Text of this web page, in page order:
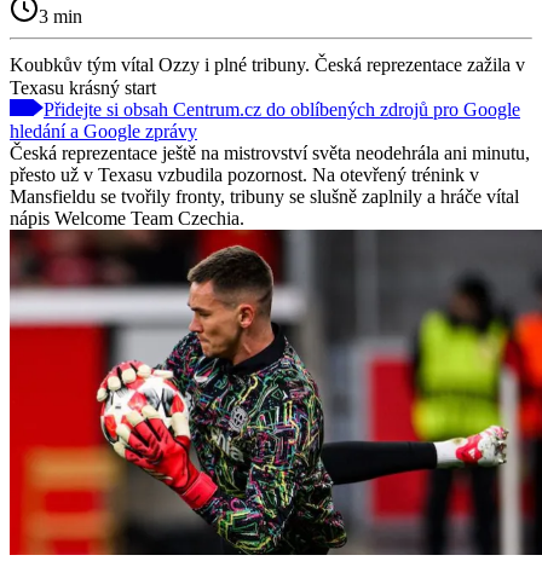
3 min
Koubkův tým vítal Ozzy i plné tribuny. Česká reprezentace zažila v
Texasu krásný start
Přidejte si obsah Centrum.cz do oblíbených zdrojů pro Google
hledání a Google zprávy
Česká reprezentace ještě na mistrovství světa neodehrála ani minutu,
přesto už v Texasu vzbudila pozornost. Na otevřený trénink v
Mansfieldu se tvořily fronty, tribuny se slušně zaplnily a hráče vítal
nápis Welcome Team Czechia.